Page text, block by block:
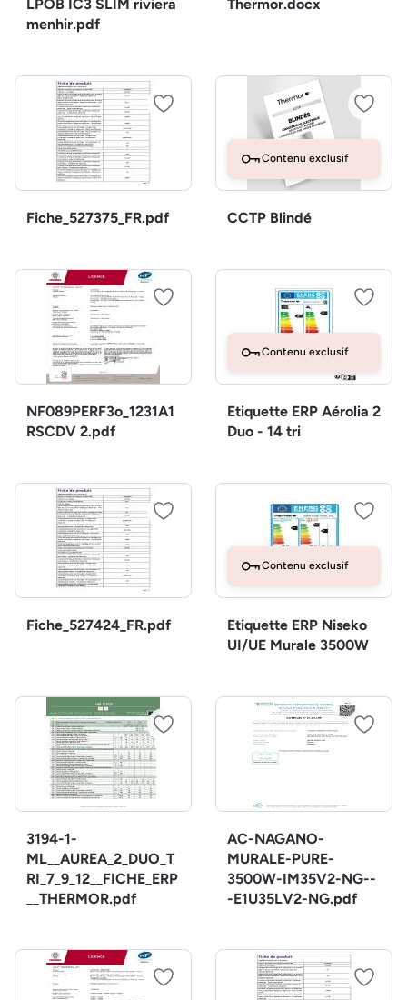
LPOB IC3 SLIM riviera
menhir.pdf
Thermor.docx
Fiche_527375_FR.pdf
Contenu exclusif
CCTP Blindé
NF089PERF3o_1231A1
RSCDV 2.pdf
Contenu exclusif
Etiquette ERP Aérolia 2
Duo - 14 tri
Fiche_527424_FR.pdf
Contenu exclusif
Etiquette ERP Niseko
UI/UE Murale 3500W
3194-1-
ML__AUREA_2_DUO_T
RI_7_9_12__FICHE_ERP
__THERMOR.pdf
AC-NAGANO-
MURALE-PURE-
3500W-IM35V2-NG--
-E1U35LV2-NG.pdf